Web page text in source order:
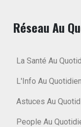
Réseau Au
La Santé Au
L'Info Au Quotidien
Astuces Au
People Au